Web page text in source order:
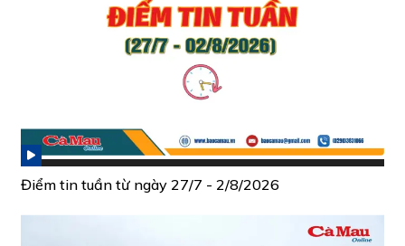
Điểm tin tuần từ ngày 27/7 - 2/8/2026